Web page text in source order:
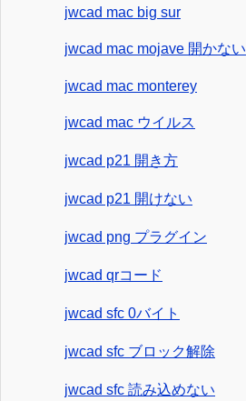
jwcad mac big sur
jwcad mac mojave 開かない
jwcad mac monterey
jwcad mac ウイルス
jwcad p21 開き方
jwcad p21 開けない
jwcad png プラグイン
jwcad qrコード
jwcad sfc 0バイト
jwcad sfc ブロック解除
jwcad sfc 読み込めない